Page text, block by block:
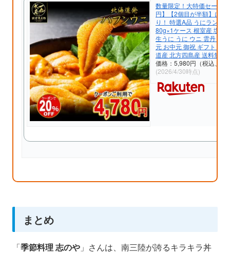
数量限定！大特価セール
円】【2個目が半額】にな
り！ 特選A品 うにランキ
80g×1ケース 根室産 塩水
生うに うに ウニ 雲丹 う
元 お中元 御祝 ギフト 北
道産 北方四島産 送料無料
価格：5,980円（税込、送
(2026/4/30時点)
まとめ
「季節料理 志のや 」さんは、南三陸が誇るキラキラ丼